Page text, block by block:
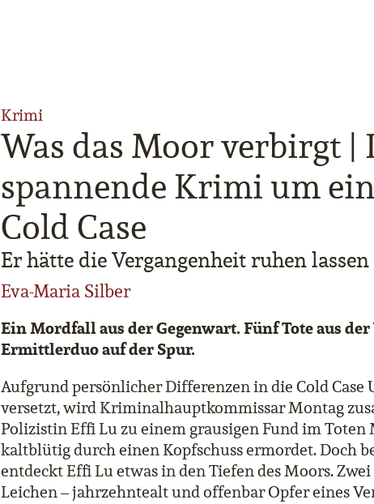
Was das Moor verbirgt |
spannende Krimi um
Cold Case
Er hätte die Vergangenheit ruhen
Eva-Maria Silber
Krimi
Ein Mordfall aus der Gegenwart. Fünf Tote aus
Ermittlerduo auf der Spur.
Aufgrund persönlicher Differenzen in die Cold Case
versetzt, wird Kriminalhauptkommissar Montag
Polizistin Effi Lu zu einem grausigen Fund im Toten
kaltblütig durch einen Kopfschuss ermordet. Doch
entdeckt Effi Lu etwas in den Tiefen des Moors.
Leichen – jahrzehntealt und offenbar Opfer eines